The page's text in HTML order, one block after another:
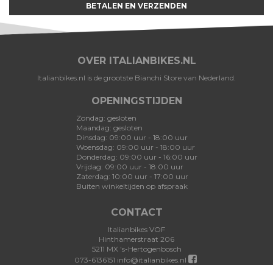
BETALEN EN VERZENDEN
OVER ITALIANBIKES.NL
Italianbikes.nl is de grootste Bianchi Store van Nederland.
OPENINGSTIJDEN
Zondag: gesloten
Maandag: gesloten
Dinsdag: 09:00 uur - 18:00 uur
Woensdag: 09:00 uur - 18:00 uur
Donderdag: 09:00 uur - 16:00 uur
Vrijdag: 09:00 uur - 18:00 uur
Zaterdag: 10:00 uur - 17:00 uur
Buiten winkeltijden op afspraak
CONTACT
Italianbikes VOF
Hinthamerstraat 206
5211 MX 's-Hertogenbosch
073-6136151 info@italianbikes.nl